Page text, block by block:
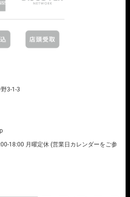
3-1-3
18:00 月曜定休 (営業日カレンダーをご参